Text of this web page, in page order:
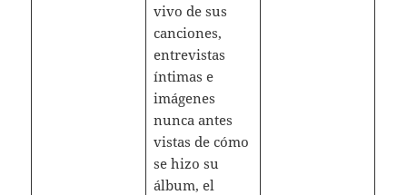
vivo de sus
canciones,
entrevistas
íntimas e
imágenes
nunca antes
vistas de cómo
se hizo su
álbum, el